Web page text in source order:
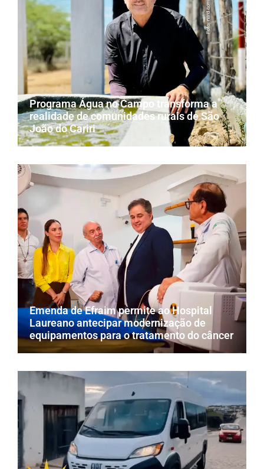
Programa Água no Campo transforma a
realidade de comunidades rurais de São
João do Cariri
Emenda de Efraim permite ao Hospital
Laureano antecipar modernização de
equipamentos para o tratamento do câncer